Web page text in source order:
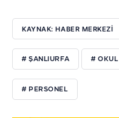
KAYNAK: HABER MERKEZİ
# ŞANLIURFA # OKUL
# PERSONEL